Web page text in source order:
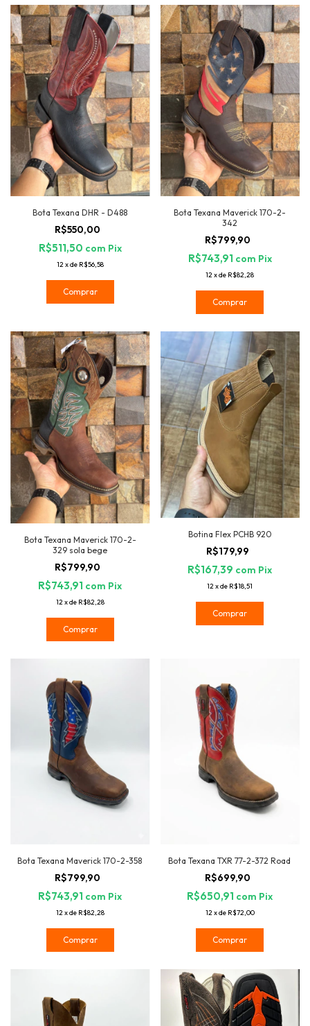
Bota Texana DHR - D488
R$550,00
R$511,50 com Pix
12xde R$56,58
Comprar
Bota Texana Maverick 170-2-
342
R$799,90
R$743,91 com Pix
12xde R$82,28
Comprar
Bota Texana Maverick 170-2-
329 sola bege
R$799,90
R$743,91 com Pix
12 xde R$82,28
Comprar
Botina Flex PCHB 920
R$179,99
R$167,39 com Pix
12xde R$18,51
Comprar
Bota Texana Maverick 170-2-358
R$799,90
R$743,91 com Pix
12xde R$82,28
Comprar
Bota Texana TXR 77-2-372 Road
R$699,90
R$650,91 com Pix
12xde R$72,00
Comprar